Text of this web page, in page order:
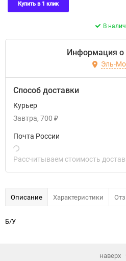
Купить в 1 клик
В
Информация о
Эль-
Способ доставки
Курьер
Завтра 700 ₽
Почта России
Рассчитываем стоимость
Описание Характеристики
Б/У
наверх